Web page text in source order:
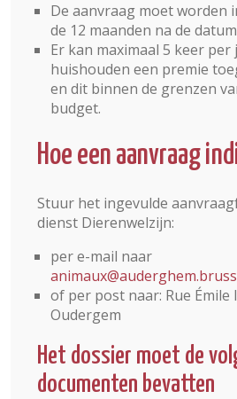
De aanvraag moet worden
de 12 maanden na de
Er kan maximaal 5 keer per
huishouden een premie
en dit binnen de grenzen
budget.
Hoe een aanvraag
Stuur het ingevulde
dienst Dierenwelzijn:
per e-mail naar
of per post naar: Rue Émile
Oudergem
Het dossier moet de
documenten bevatten